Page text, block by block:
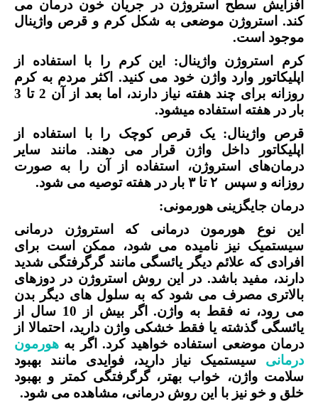
افزایش سطح استروژن در جریان خون درمان می
کند. استروژن موضعی به شکل کرم و قرص واژینال
موجود است.
کرم استروژن واژینال: این کرم را با استفاده از
اپلیکاتور وارد واژن خود می کنید. اکثر مردم به کرم
روزانه برای چند هفته نیاز دارند، اما بعد از آن 2 تا 3
بار در هفته استفاده میشود.
قرص واژینال: یک قرص کوچک را با استفاده از
اپلیکاتور داخل واژن قرار می دهند. مانند سایر
درمان‌های استروژن، استفاده از آن را به صورت
روزانه و سپس ۲تا۳ بار در هفته توصیه می شود.
درمان جایگزینی هورمونی:
این نوع هورمون درمانی که استروژن درمانی
سیستمیک نیز نامیده می شود، ممکن است برای
افرادی که علائم دیگر یائسگی مانند گرگرفتگی شدید
دارند، مفید باشد. در این روش استروژن در دوزهای
بالاتری مصرف می شود که به سلول های دیگر بدن
می رود، نه فقط به واژن. اگر بیش از 10 سال از
یائسگی گذشته یا فقط خشکی واژن دارید، احتمالا از
درمان موضعی استفاده خواهید کرد. اگر به هورمون
درمانی سیستمیک نیاز دارید، فوایدی مانند بهبود
سلامت واژن، خواب بهتر، گرگرفتگی کمتر و بهبود
خلق و خو نیز با این روش درمانی، مشاهده می شود.